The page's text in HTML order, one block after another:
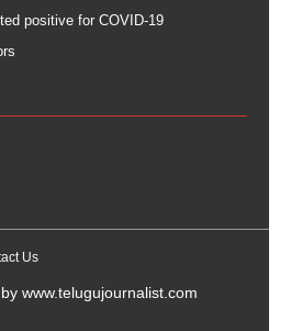
positive for COVID-19
Us
www.telugujournalist.com